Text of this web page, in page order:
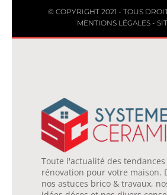
© COPYRIGHT 2021 - TOUS
MENTIONS LÉGALES-
Toute l'actualité des
rénovation pour votre maison.
nos astuces brico & travaux,